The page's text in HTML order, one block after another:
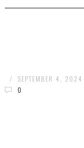
/
SEPTEMBER 4, 2024
0